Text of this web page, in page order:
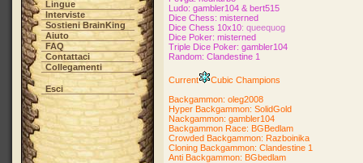
Lingue
Interviste
Sostieni BrainKing
Aiuto
FAQ
Contattaci
Collegamenti
Esci
Ludo: gambler104 & bert515
Dice Chess: misterned
Dice Chess 10x10: queequog
Dice Poker: misterned
Triple Dice Poker: gambler104
Random: Clandestine 1
Current
Cubic Champions
Backgammon: oleg2008
Hyper Backgammon: SolidGold
Nackgammon: gambler104
Backgammon Race: BGBedlam
Crowded Backgammon: Razboinika
Cloning Backgammon: Clandestine 1
Anti Backgammon: BGbedlam